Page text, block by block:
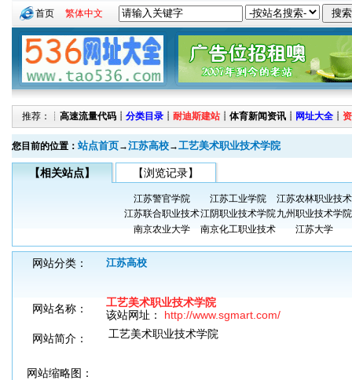
首页 繁体中文
推荐：┊ 高速流量代码 ┊ 分类目录 ┊ 耐迪斯建站 ┊ 体育新闻资讯 ┊ 网址大全 ┊
您目前的位置： 站点首页→江苏高校→工艺美术职业技术学院
【相关站点】 【浏览记录】
江苏警官学院 江苏工业学院
江苏农林职业技术
江苏联合职业技术江阴职业技术学院九州职业技术学院
南京农业大学
南京化工职业技术 江苏大学
网站分类： 江苏高校
网站名称：
工艺美术职业技术学院
该站网址： http://www.sgmart.com/
网站简介：
工艺美术职业技术学院
网站缩略图：